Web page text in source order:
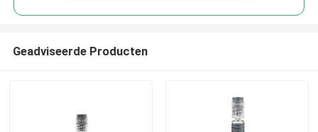
Geadviseerde Producten